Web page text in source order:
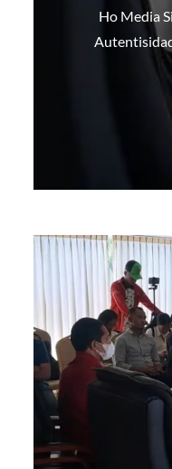
Ho Media